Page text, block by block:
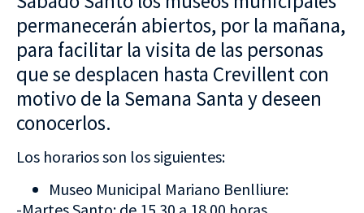
permanecerán abiertos, por la mañana,
para facilitar la visita de las personas
que se desplacen hasta Crevillent con
motivo de la Semana Santa y deseen
conocerlos.
Los horarios son los siguientes:
Museo Municipal Mariano Benlliure: